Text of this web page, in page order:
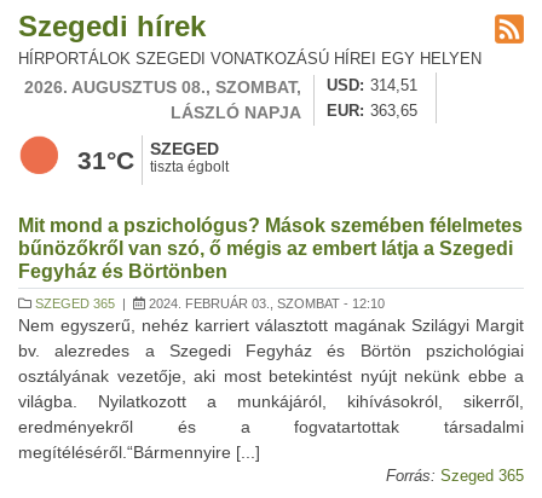
Szegedi hírek
HÍRPORTÁLOK SZEGEDI VONATKOZÁSÚ HÍREI EGY HELYEN
2026. AUGUSZTUS 08., SZOMBAT,
LÁSZLÓ NAPJA
USD
314,51
EUR
363,65
31°C SZEGED
tiszta égbolt
Mit mond a pszichológus? Mások szemében félelmetes
bűnözőkről van szó, ő mégis az embert látja a Szegedi
Fegyház és Börtönben
SZEGED 365 | 2024. FEBRUÁR 03., SZOMBAT - 12:10
Nem egyszerű, nehéz karriert választott magának Szilágyi Margit
bv. alezredes a Szegedi Fegyház és Börtön pszichológiai
osztályának vezetője, aki most betekintést nyújt nekünk ebbe a
világba. Nyilatkozott a munkájáról, kihívásokról, sikerről,
eredményekről és a fogvatartottak társadalmi
megítéléséről.“Bármennyire [...]
Forrás: Szeged 365